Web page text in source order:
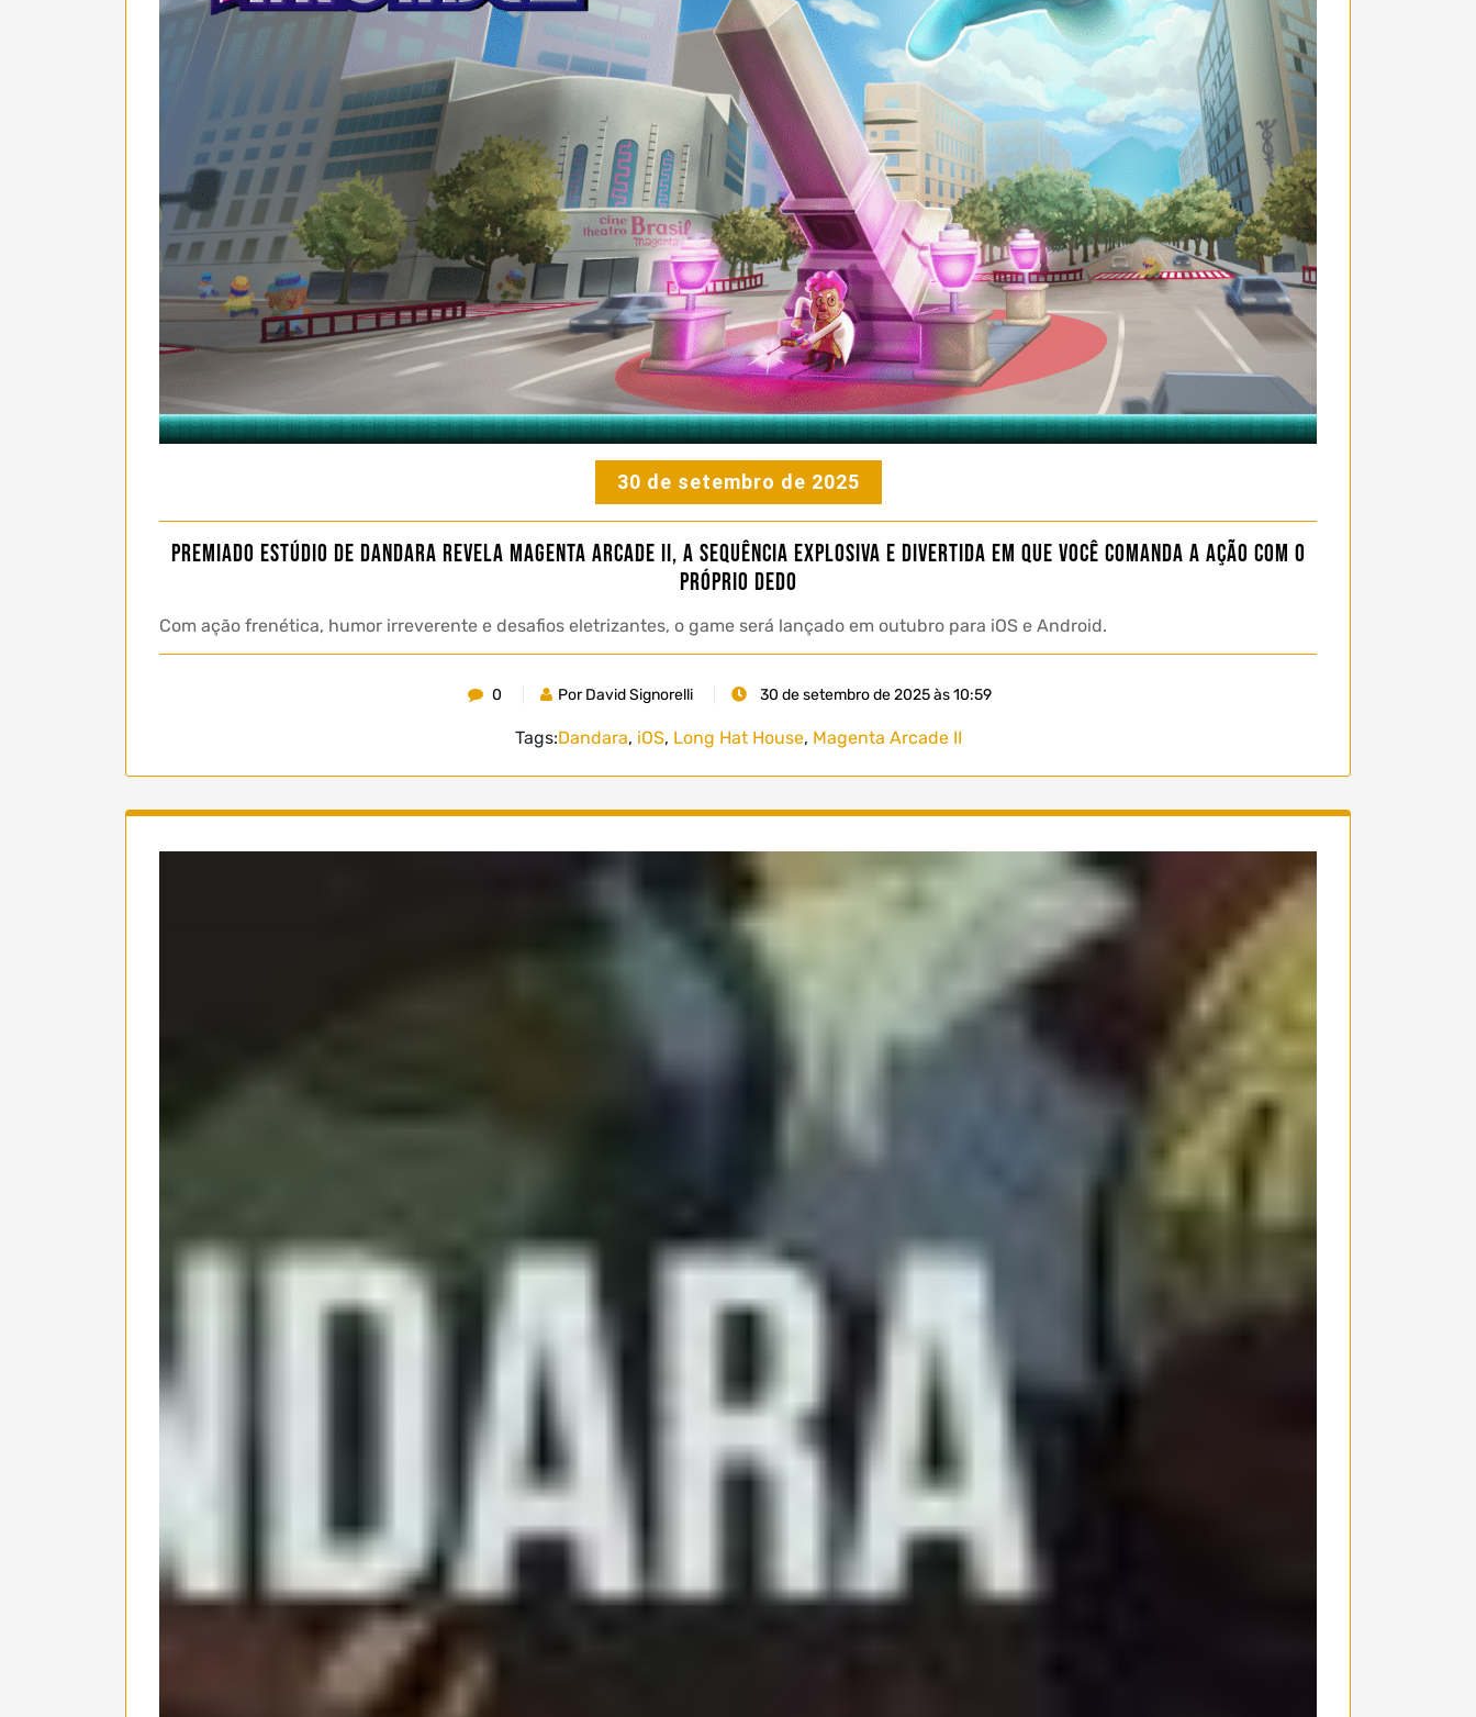
30 de setembro de 2025
Premiado estúdio de Dandara revela Magenta Arcade II, a sequência explosiva e divertida em que você comanda a ação com o
próprio dedo
Com ação frenética, humor irreverente e desafios eletrizantes, o game será lançado em outubro para iOS e Android.
0 Por David Signorelli 30 de setembro de 2025 às 10:59
Tags:Dandara, iOS, Long Hat House, Magenta Arcade II